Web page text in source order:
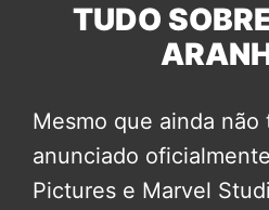
TUDO
Mesmo que ainda não
anunciado
Pictures e Marvel